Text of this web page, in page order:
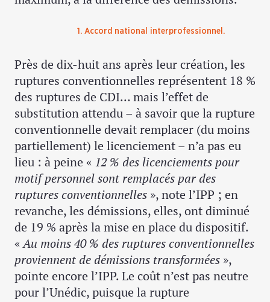
1. Accord national interprofessionnel.
Près de dix-huit ans après leur création, les
ruptures conventionnelles représentent 18 %
des ruptures de CDI… mais l’effet de
substitution attendu – à savoir que la rupture
conventionnelle devait remplacer (du moins
partiellement) le licenciement – n’a pas eu
lieu : à peine « 12 % des licenciements pour
motif personnel sont remplacés par des
ruptures conventionnelles », note l’IPP ; en
revanche, les démissions, elles, ont diminué
de 19 % après la mise en place du dispositif.
«Au moins 40 % des ruptures conventionnelles
proviennent de démissions transformées »,
pointe encore l’IPP. Le coût n’est pas neutre
pour l’Unédic, puisque la rupture